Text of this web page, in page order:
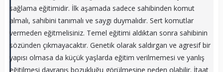
sağlama eğitimidir. İlk aşamada sadece sahibinden komut
almalı, sahibini tanımalı ve saygı duymalıdır. Sert komutlar
vermeden eğitmelisiniz. Temel eğitimi aldıktan sonra sahibinin
sözünden çıkmayacaktır. Genetik olarak saldırgan ve agresif bir
yapısı olmasa da küçük yaşlarda eğitim verilmemesi ve yanlış
eğitilmesi davranış bozukluğu görülmesine neden olabilir. İtaat